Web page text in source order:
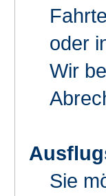
oder
Wir
Sie